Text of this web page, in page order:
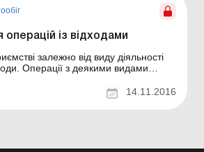
із відходами
залежно від виду діяльності
Операції з деякими видами
операції йдеться, які саме
при їх здійсненні та як вони
14.11.2016